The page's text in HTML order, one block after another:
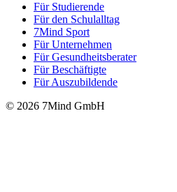
Für Stu­die­rende
Für den Schulalltag
7Mind Sport
Für Unter­neh­men
Für Gesund­heits­be­ra­ter
Für Beschäftigte
Für Auszubildende
© 2026 7Mind GmbH